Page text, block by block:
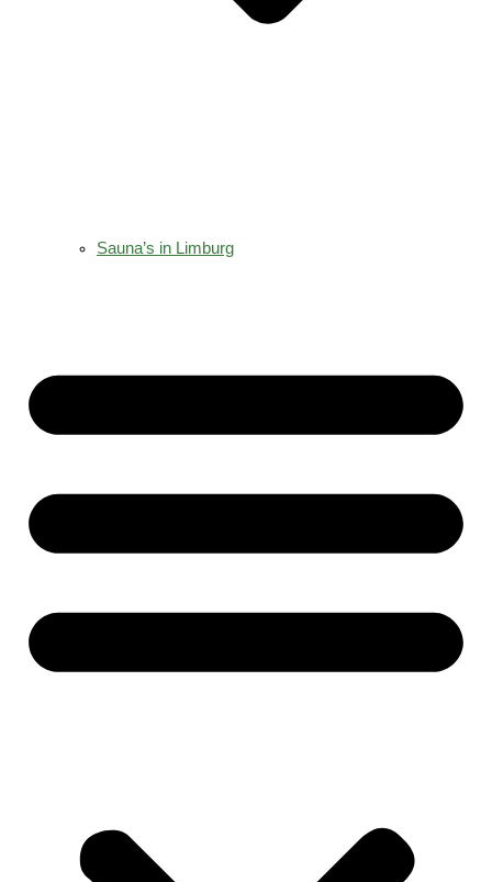
Sauna’s in Limburg